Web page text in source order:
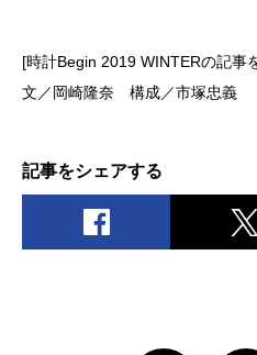
[時計Begin 2019 WINTERの記事
文／岡崎隆奈 構成／市塚忠義
記事をシェアする